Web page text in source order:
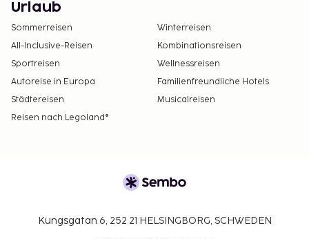
Urlaub
Sommerreisen
Winterreisen
All-Inclusive-Reisen
Kombinationsreisen
Sportreisen
Wellnessreisen
Autoreise in Europa
Familienfreundliche Hotels
Städtereisen
Musicalreisen
Reisen nach Legoland®
Kungsgatan 6, 252 21 HELSINGBORG, SCHWEDEN